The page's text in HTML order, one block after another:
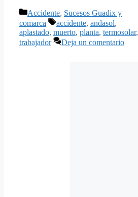
Categorías
Accidente, Sucesos Guadix y
comarca
Etiquetas
accidente, andasol,
aplastado, muerto, planta, termosolar,
trabajador
Deja un comentario